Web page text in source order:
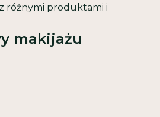
różnymi produktami i
makijażu